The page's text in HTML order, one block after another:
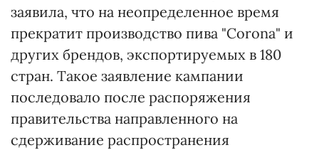
заявила, что на неопределенное время
прекратит производство пива "Corona" и
других брендов, экспортируемых в 180
стран. Такое заявление кампании
последовало после распоряжения
правительства направленного на
сдерживание распространения